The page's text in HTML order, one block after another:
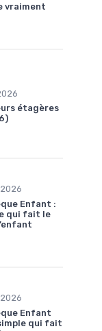
vraiment
étagères
Enfant :
qui fait le
Enfant
qui fait